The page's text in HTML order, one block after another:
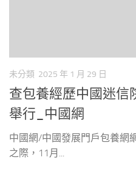
未分類 2025 年 1 月 29 日
查包養經歷中國迷信
舉行_中國網
中國網/中國發展門戶包養網
之際，11月...